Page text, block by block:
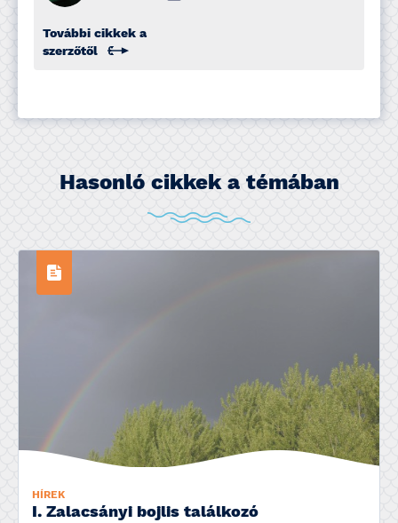
További cikkek a
szerzőtől
Hasonló cikkek a témában
HÍREK
I. Zalacsányi bojlis találkozó